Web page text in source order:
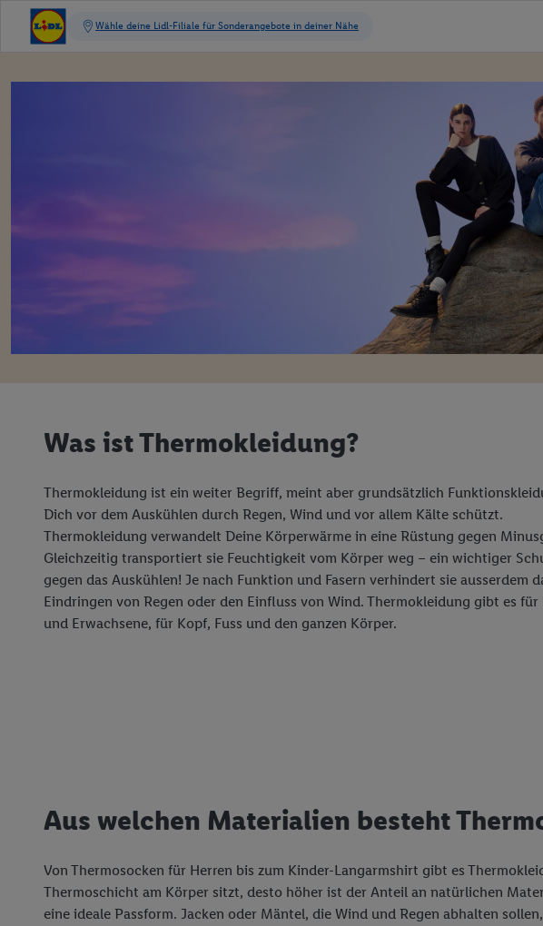
Was ist Thermokleidung?
Thermokleidung ist ein weiter Begriff, meint aber grundsätzlich
Dich vor dem Auskühlen durch Regen, Wind und vor allem Kälte schützt.
Thermokleidung verwandelt Deine Körperwärme in eine Rüstung gegen
Gleichzeitig transportiert sie Feuchtigkeit vom Körper weg – ein wichtiger
gegen das Auskühlen! Je nach Funktion und Fasern verhindert sie ausserdem
Eindringen von Regen oder den Einfluss von Wind. Thermokleidung gibt es für
und Erwachsene, für Kopf, Fuss und den ganzen Körper.
Aus welchen Materialien besteht
Von Thermosocken für Herren bis zum Kinder-Langarmshirt gibt es
Thermoschicht am Körper sitzt, desto höher ist der Anteil an natürlichen
eine ideale Passform. Jacken oder Mäntel, die Wind und Regen abhalten